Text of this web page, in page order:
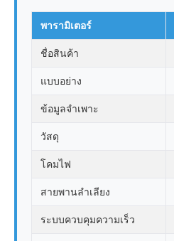
พารามิเตอร์
ชื่อสินค้า
แบบอย่าง
ข้อมูลจำเพาะ
วัสดุ
โคมไฟ
สายพานลำเลียง
ระบบควบคุมความเร็ว